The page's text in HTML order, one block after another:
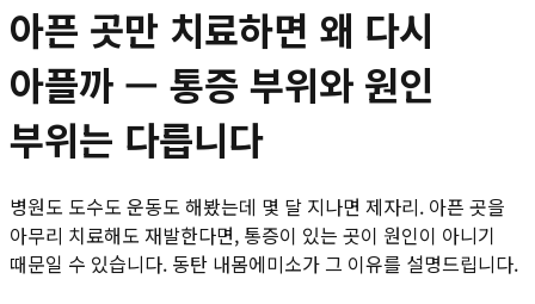
아픈 곳만 치료하면 왜 다시
아플까 — 통증 부위와 원인
부위는 다릅니다
병원도 도수도 운동도 해봤는데 몇 달 지나면 제자리. 아픈 곳을
아무리 치료해도 재발한다면, 통증이 있는 곳이 원인이 아니기
때문일 수 있습니다. 동탄 내몸에미소가 그 이유를 설명드립니다.